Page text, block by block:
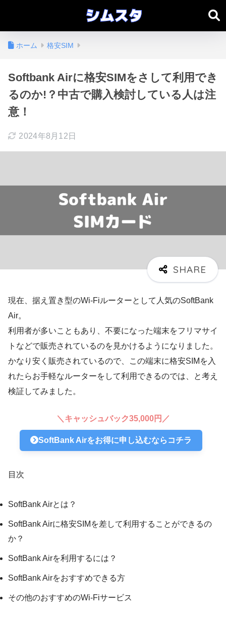
ホーム 格安SIM
Softbank Airに格安SIMをさして利用でき
るのか!？中古で購入検討している人は注
意！
2024年8月12日
現在、据え置き型のWi-Fiルーターとして人気のSoftBank
Air。
利用者が多いこともあり、不要になった端末をフリマサイ
トなどで販売されているのを見かけるようになりました。
かなり安く販売されているので、この端末に格安SIMを入
れたらお手軽なルーターをして利用できるのでは、と考え
検証してみました。
＼キャッシュバック35,000円／
SoftBank Airをお得に申し込むならコチラ
目次
SoftBank Airとは？
SoftBank Airに格安SIMを差して利用することができるの
か？
SoftBank Airを利用するには？
SoftBank Airをおすすめできる方
その他のおすすめのWi-Fiサービス